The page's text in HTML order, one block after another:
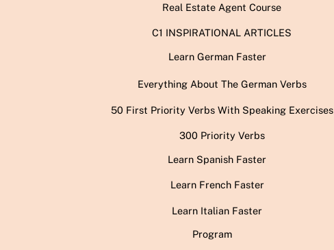
Real Estate Agent Course
C1 INSPIRATIONAL ARTICLES
Learn German Faster
Everything About The German Verbs
50 First Priority Verbs With Speaking Exercises
300 Priority Verbs
Learn Spanish Faster
Learn French Faster
Learn Italian Faster
Program